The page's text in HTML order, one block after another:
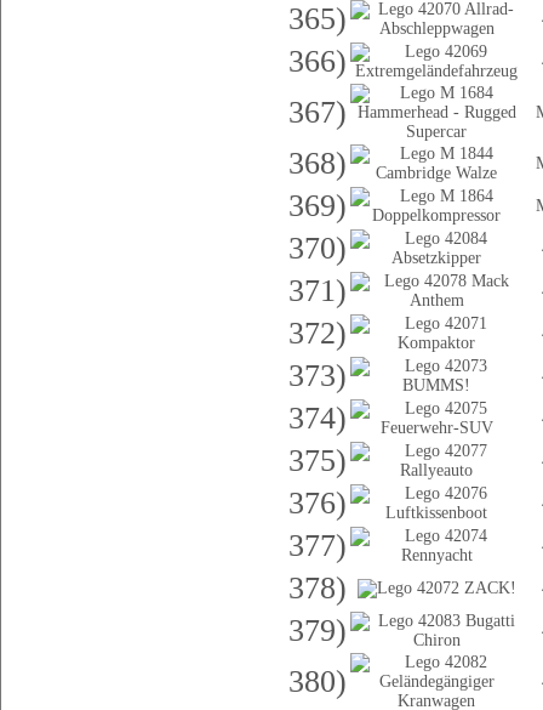
365)
366)
367)
368)
369)
370)
371)
372)
373)
374)
375)
376)
377)
378)
379)
380)